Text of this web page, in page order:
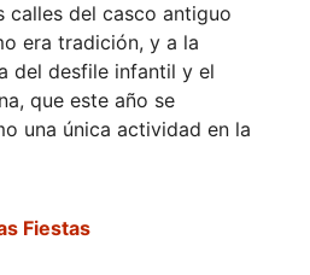
calles del casco antiguo
era tradición, y a la
del desfile infantil y el
que este año se
una única actividad en la
Fiestas